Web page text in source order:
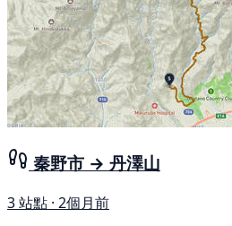
秦野市 → 丹澤山
3 站點 · 2個月前